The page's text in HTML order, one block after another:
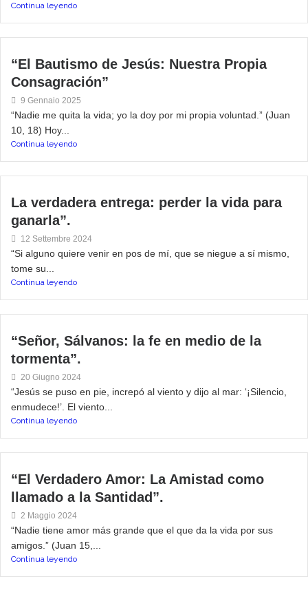
Continua leyendo
“El Bautismo de Jesús: Nuestra Propia
Consagración”
9 Gennaio 2025
“Nadie me quita la vida; yo la doy por mi propia voluntad.” (Juan
10, 18) Hoy...
Continua leyendo
La verdadera entrega: perder la vida para
ganarla”.
12 Settembre 2024
“Si alguno quiere venir en pos de mí, que se niegue a sí mismo,
tome su...
Continua leyendo
“Señor, Sálvanos: la fe en medio de la
tormenta”.
20 Giugno 2024
“Jesús se puso en pie, increpó al viento y dijo al mar: ‘¡Silencio,
enmudece!’. El viento...
Continua leyendo
“El Verdadero Amor: La Amistad como
llamado a la Santidad”.
2 Maggio 2024
“Nadie tiene amor más grande que el que da la vida por sus
amigos.” (Juan 15,...
Continua leyendo